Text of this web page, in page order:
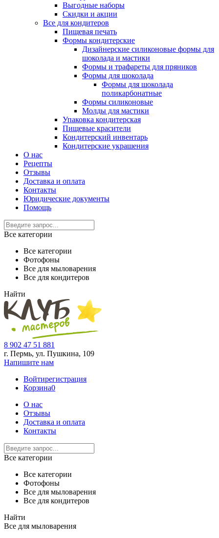
Выгодные наборы
Скидки и акции
Все для кондитеров
Пищевая печать
Формы кондитерские
Дизайнерские силиконовые формы для
шоколада и мастики
Формы и трафареты для пряников
Формы для шоколада
Формы для шоколада
поликарбонатные
Формы силиконовые
Молды для мастики
Упаковка кондитерская
Пищевые красители
Кондитерский инвентарь
Кондитерские украшения
О нас
Рецепты
Отзывы
Доставка и оплата
Контакты
Юридические документы
Помощь
Все категории
Все категории
Фотофоны
Все для мыловарения
Все для кондитеров
Найти
8 902 47 51 881
г. Пермь, ул. Пушкина, 109
Напишите нам
Войтирегистрация
Корзина0
О нас
Отзывы
Доставка и оплата
Контакты
Все категории
Все категории
Фотофоны
Все для мыловарения
Все для кондитеров
Найти
Все для мыловарения